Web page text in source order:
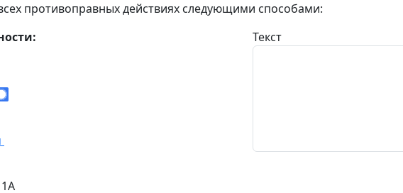
противоправных действиях следующими способами:
Текст